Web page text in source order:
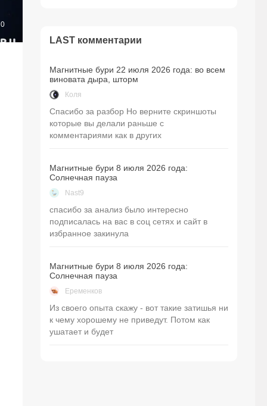
0
LAST комментарии
Магнитные бури 22 июля 2026 года: во всем
виновата дыра, шторм
Коля
Спасибо за разбор Но верните скриншоты
которые вы делали раньше с
комментариями как в других
Магнитные бури 8 июля 2026 года:
Солнечная пауза
Nast9
спасибо за анализ было интересно
подписалась на вас в соц сетях и сайт в
избранное закинула
Магнитные бури 8 июля 2026 года:
Солнечная пауза
Еременков
Из своего опыта скажу - вот такие затишья ни
к чему хорошему не приведут. Потом как
ушатает и будет